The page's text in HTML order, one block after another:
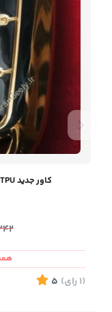
کاور جدید TPU جک اس۳ - JAC S3
(1 رای)
5